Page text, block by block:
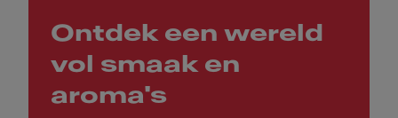
Ontdek een wereld
vol smaak en
aroma's